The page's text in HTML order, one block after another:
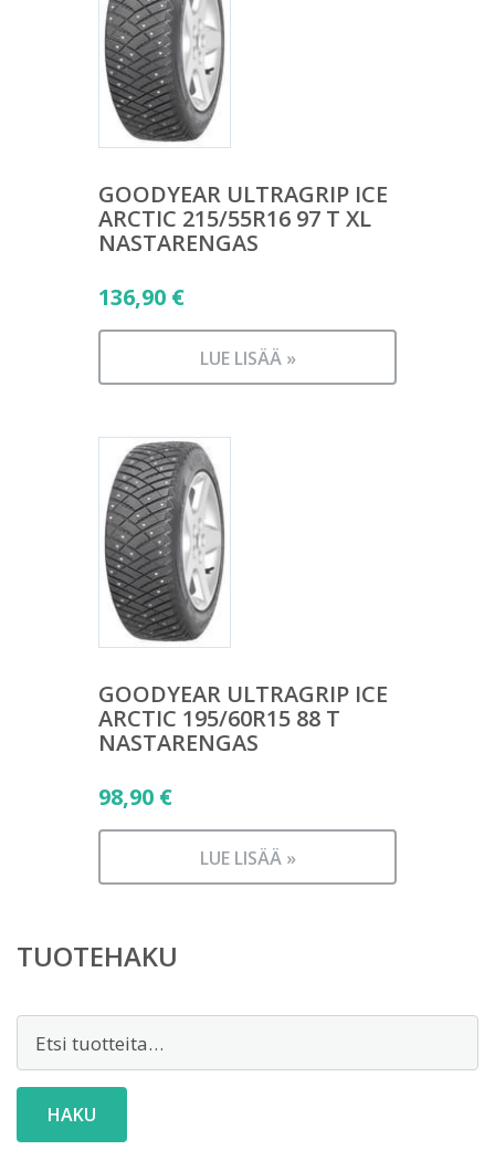
GOODYEAR ULTRAGRIP ICE
ARCTIC 215/55R16 97 T XL
NASTARENGAS
136,90 €
LUE LISÄÄ »
GOODYEAR ULTRAGRIP ICE
ARCTIC 195/60R15 88 T
NASTARENGAS
98,90 €
LUE LISÄÄ »
TUOTEHAKU
HAKU